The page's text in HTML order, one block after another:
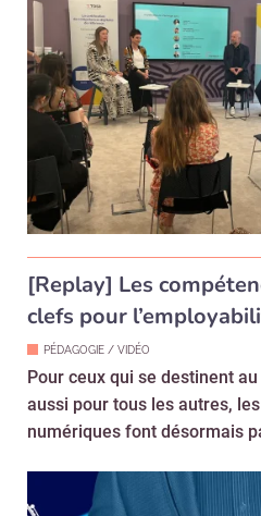
[Replay] Les
clefs pour
PÉDAGOGIE / VIDÉO
Pour ceux qui se destinent
aussi pour tous les autres,
numériques font désormais